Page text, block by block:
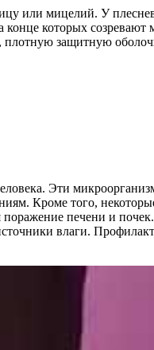
или мицелий. У
которых созревают
защитную
Эти
Кроме того,
печени и
влаги.